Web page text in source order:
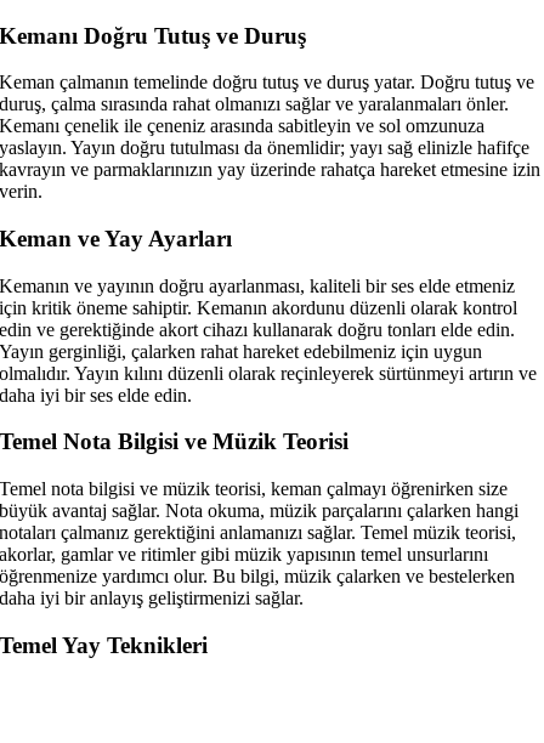
Kemanı Doğru Tutuş ve Duruş
Keman çalmanın temelinde doğru tutuş ve duruş yatar. Doğru tutuş ve
duruş, çalma sırasında rahat olmanızı sağlar ve yaralanmaları önler.
Kemanı çenelik ile çeneniz arasında sabitleyin ve sol omzunuza
yaslayın. Yayın doğru tutulması da önemlidir; yayı sağ elinizle hafifçe
kavrayın ve parmaklarınızın yay üzerinde rahatça hareket etmesine izin
verin.
Keman ve Yay Ayarları
Kemanın ve yayının doğru ayarlanması, kaliteli bir ses elde etmeniz
için kritik öneme sahiptir. Kemanın akordunu düzenli olarak kontrol
edin ve gerektiğinde akort cihazı kullanarak doğru tonları elde edin.
Yayın gerginliği, çalarken rahat hareket edebilmeniz için uygun
olmalıdır. Yayın kılını düzenli olarak reçinleyerek sürtünmeyi artırın ve
daha iyi bir ses elde edin.
Temel Nota Bilgisi ve Müzik Teorisi
Temel nota bilgisi ve müzik teorisi, keman çalmayı öğrenirken size
büyük avantaj sağlar. Nota okuma, müzik parçalarını çalarken hangi
notaları çalmanız gerektiğini anlamanızı sağlar. Temel müzik teorisi,
akorlar, gamlar ve ritimler gibi müzik yapısının temel unsurlarını
öğrenmenize yardımcı olur. Bu bilgi, müzik çalarken ve bestelerken
daha iyi bir anlayış geliştirmenizi sağlar.
Temel Yay Teknikleri